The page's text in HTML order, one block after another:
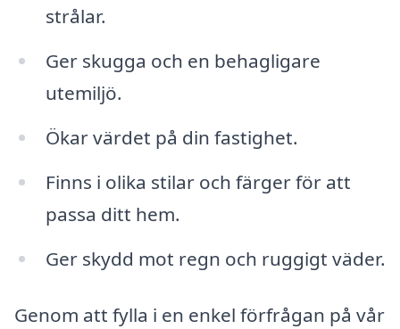
strålar.
Ger skugga och en behagligare
utemiljö.
Ökar värdet på din fastighet.
Finns i olika stilar och färger för att
passa ditt hem.
Ger skydd mot regn och ruggigt väder.
Genom att fylla i en enkel förfrågan på vår